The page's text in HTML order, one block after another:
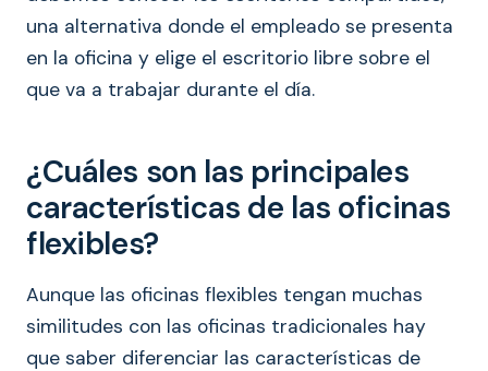
una alternativa donde el empleado se presenta
en la oficina y elige el escritorio libre sobre el
que va a trabajar durante el día.
¿Cuáles son las principales
características de las oficinas
flexibles?
Aunque las oficinas flexibles tengan muchas
similitudes con las oficinas tradicionales hay
que saber diferenciar las características de